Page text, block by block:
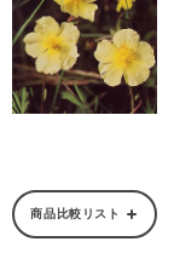
商品比較リスト